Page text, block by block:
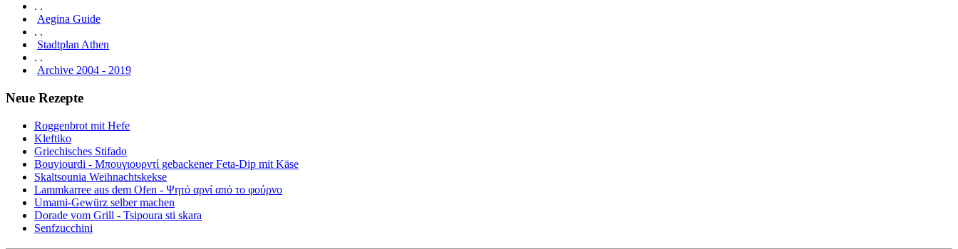
. .
Aegina Guide
. .
Stadtplan Athen
. .
Archive 2004 - 2019
Neue Rezepte
Roggenbrot mit Hefe
Kleftiko
Griechisches Stifado
Bouyiourdi - Μπουγιουρντί gebackener Feta-Dip mit Käse
Skaltsounia Weihnachtskekse
Lammkarree aus dem Ofen - Ψητό αρνί από το φούρνο
Umami-Gewürz selber machen
Dorade vom Grill - Tsipoura sti skara
Senfzucchini